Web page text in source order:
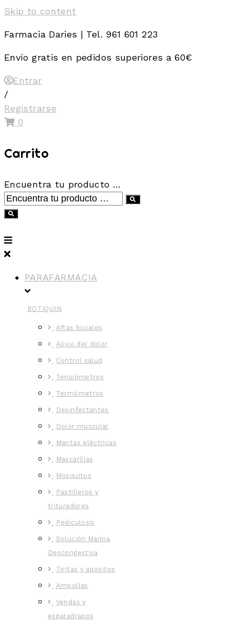
Skip to content
Farmacia Daries | Tel. 961 601 223
Envío gratis en pedidos superiores a 60€
Entrar
/
Registrarse
0
Carrito
Encuentra tu producto …
PARAFARMACIA
BOTIQUIN
Aftas bucales
Alivio del dolor
Control salud
Tensiómetros
Termómetros
Desinfectantes
Dolor muscular
Mantas eléctricas
Mascarillas
Mosquitos
Pastilleros y
trituradores
Pediculosis
Solución Marina
Descongestiva
Tiritas y apositos
Ampollas
Vendas y
esparadrapos